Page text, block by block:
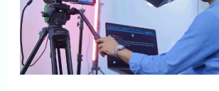
contenidos
interesantes
en
redes